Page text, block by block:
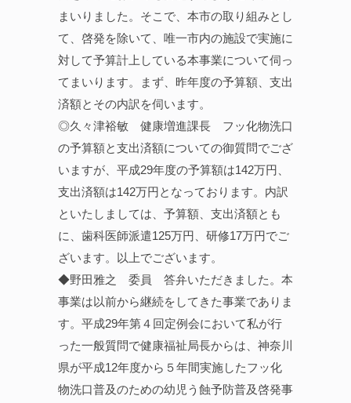
まいりました。そこで、本市の取り組みとし
て、啓発を除いて、唯一市内の施設で実施に
対して予算計上している本事業について伺っ
てまいります。まず、昨年度の予算額、支出
済額とその内訳を伺います。
◎久々津裕敏 健康増進課長 フッ化物洗口
の予算額と支出済額についての御質問でござ
いますが、平成29年度の予算額は142万円、
支出済額は142万円となっております。内訳
といたしましては、予算額、支出済額とも
に、歯科医師派遣125万円、研修17万円でご
ざいます。以上でございます。
◆野田雅之 委員 答弁いただきました。本
事業は以前から継続をしてきた事業でありま
す。平成29年第４回定例会において私が行
った一般質問で健康福祉局長からは、神奈川
県が平成12年度から５年間実施したフッ化
物洗口普及のための幼児う蝕予防普及啓発事